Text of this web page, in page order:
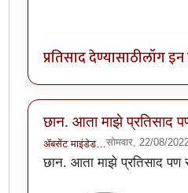
प्रतिसाद देण्यासाठीलॉग इन
छान. आता माझे प्रतिसाद
ॲबसेंट माइंडेड… सोमवार, 22/08/
छान. आता माझे प्रतिसाद पण